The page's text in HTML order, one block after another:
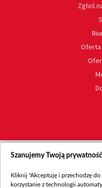
Zgłoś
Oferta
Szanujemy Twoją prywatność
Kliknij "Akceptuję i przechodzę do
korzystanie z technologii